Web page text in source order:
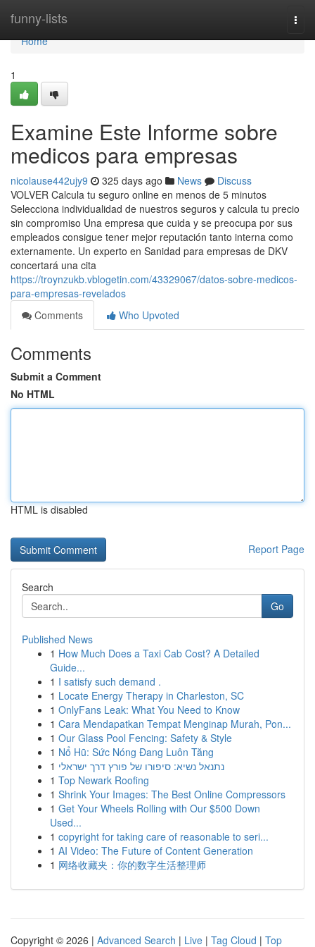
funny-lists
Home
Home
1
Examine Este Informe sobre
medicos para empresas
nicolause442ujy9 325 days ago News
Discuss
VOLVER Calcula tu seguro online en menos de 5 minutos
Selecciona individualidad de nuestros seguros y calcula tu precio
sin compromiso Una empresa que cuida y se preocupa por sus
empleados consigue tener mejor reputación tanto interna como
externamente. Un experto en Sanidad para empresas de DKV
concertará una cita
https://troynzukb.vblogetin.com/43329067/datos-sobre-medicos-
para-empresas-revelados
Comments
Who Upvoted
Comments
Submit a Comment
No HTML
HTML is disabled
Report Page
Search
Go
Published News
1 How Much Does a Taxi Cab Cost? A Detailed
Guide...
1 I satisfy such demand .
1 Locate Energy Therapy in Charleston, SC
1 OnlyFans Leak: What You Need to Know
1 Cara Mendapatkan Tempat Menginap Murah, Pon...
1 Our Glass Pool Fencing: Safety & Style
1 Nổ Hũ: Sức Nóng Đang Luôn Tăng
1 נתנאל נשיא: סיפורו של פורץ דרך ישראלי
1 Top Newark Roofing
1 Shrink Your Images: The Best Online Compressors
1 Get Your Wheels Rolling with Our $500 Down
Used...
1 copyright for taking care of reasonable to seri...
1 AI Video: The Future of Content Generation
1 网络收藏夹：你的数字生活整理师
Copyright © 2026 | Advanced Search | Live | Tag Cloud | Top